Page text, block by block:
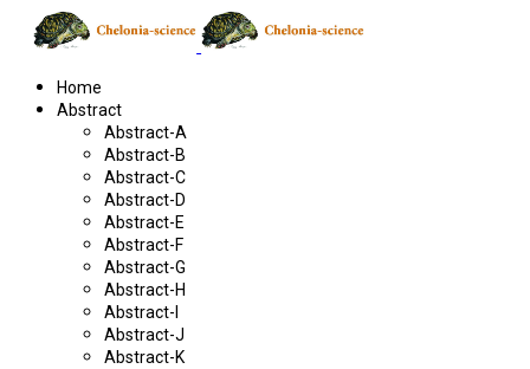
Home
Abstract
Abstract-A
Abstract-B
Abstract-C
Abstract-D
Abstract-E
Abstract-F
Abstract-G
Abstract-H
Abstract-I
Abstract-J
Abstract-K